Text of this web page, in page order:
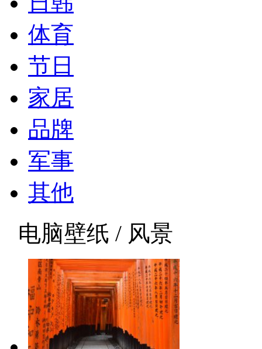
体育
节日
家居
品牌
军事
其他
电脑壁纸 / 风景